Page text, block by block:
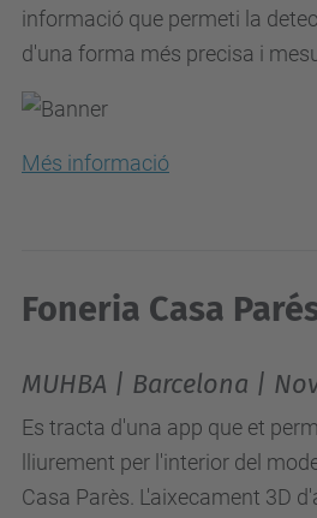
informació que permeti la
d'una forma més precisa i
Més informació
Foneria Casa
MUHBA | Barcelona |
Es tracta d'una app que et
lliurement per l'interior del
Casa Parès. L'aixecament 3D